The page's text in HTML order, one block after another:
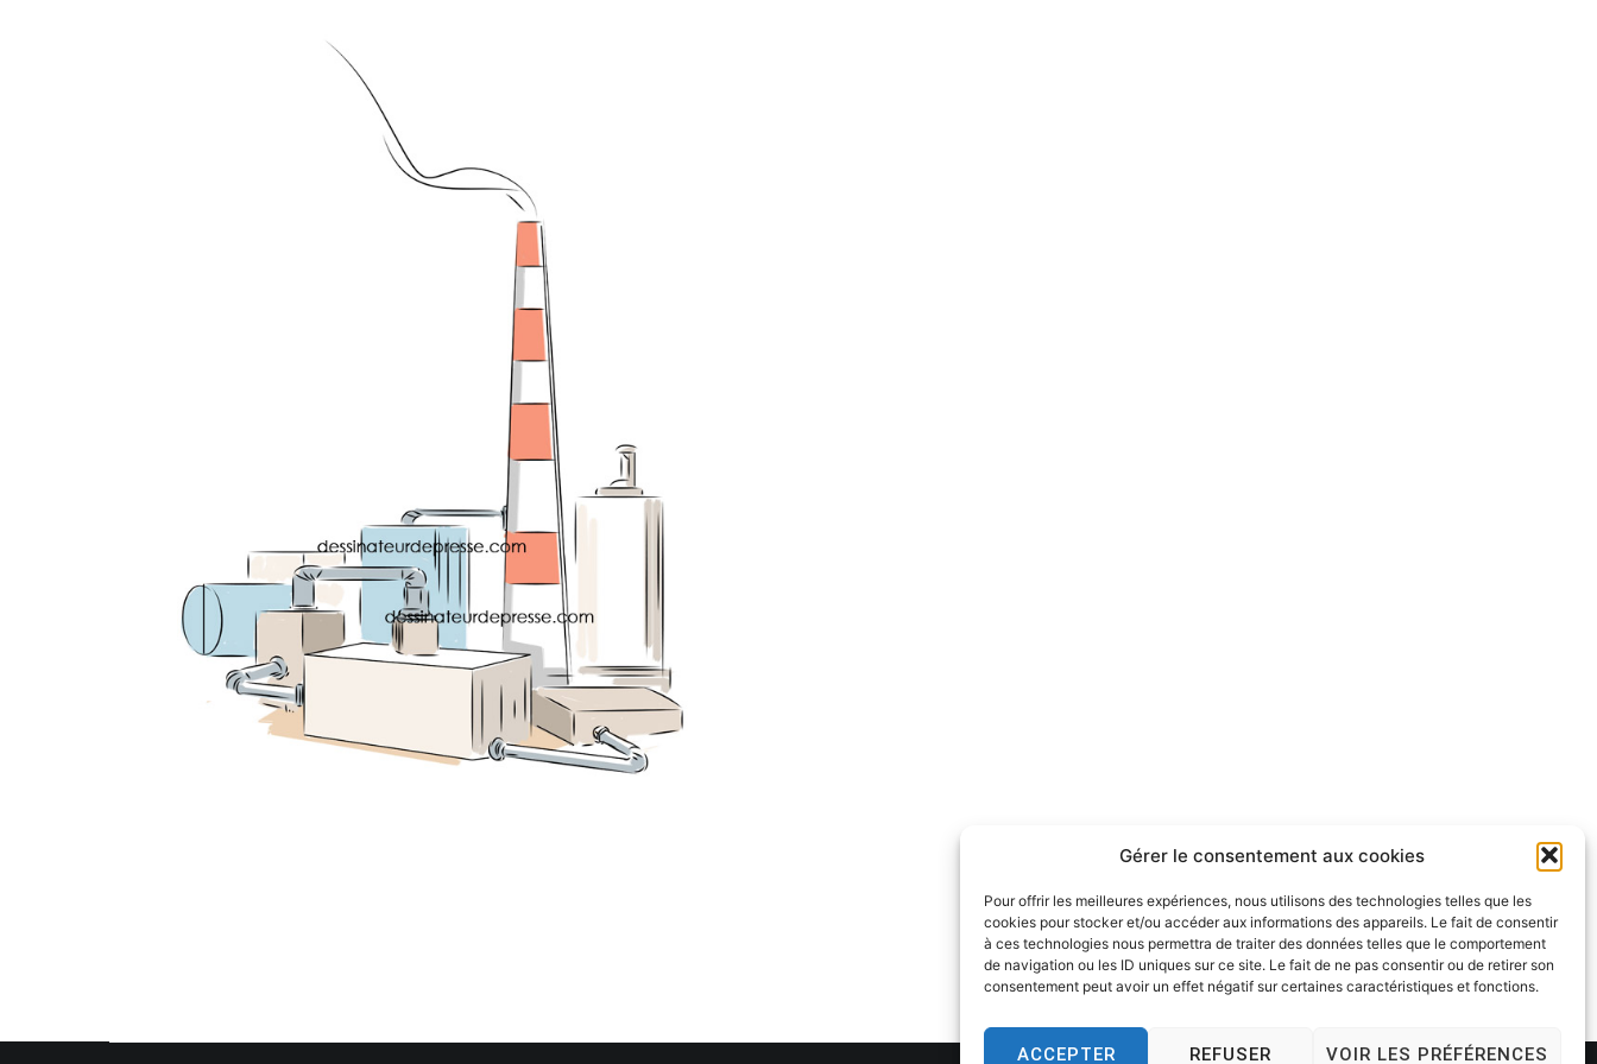
Gérer le consentement aux cookies
Pour offrir les meilleures expériences, nous utilisons des technologies telles que les
cookies pour stocker et/ou accéder aux informations des appareils. Le fait de consentir
à ces technologies nous permettra de traiter des données telles que le comportement
de navigation ou les ID uniques sur ce site. Le fait de ne pas consentir ou de retirer son
consentement peut avoir un effet négatif sur certaines caractéristiques et fonctions.
ACCEPTER REFUSER VOIR LES PRÉFÉRENCES